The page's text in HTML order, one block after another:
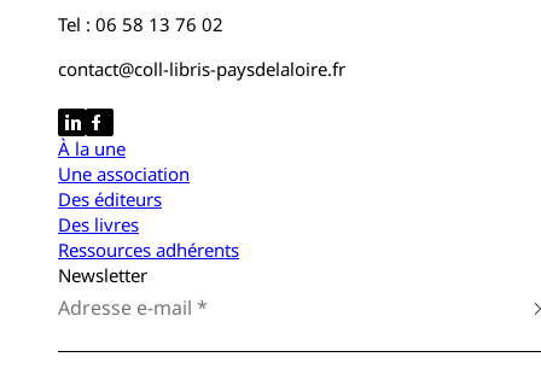
Tel : 06 58 13 76 02
contact@coll-libris-paysdelaloire.fr
À la une
Une association
Des éditeurs
Des livres
Ressources adhérents
Newsletter